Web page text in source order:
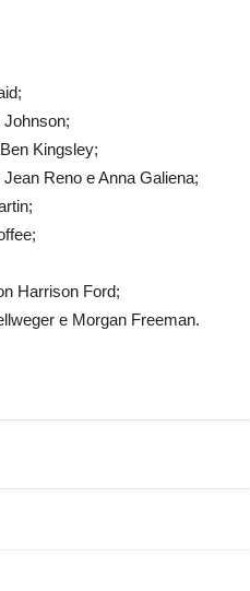
Kingsley;
Jean Reno e Anna Galiena;
Harrison Ford;
e Morgan Freeman.